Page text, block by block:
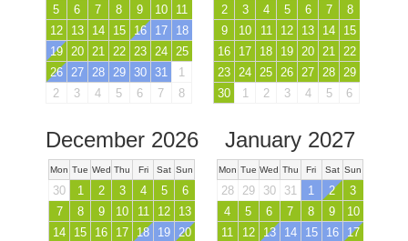
5
6 7 8 9 10
11
12
13 14 15 16 17
18
19
20 21 22 23 24
25
26
27 28 29 30 31
1
2
3 4 5 6 7 8
2
3 4 5 6 7
8
9
10 11 12 13 14
15
16
17 18 19 20 21 22
23 24 25 26 27 28 29
30
1 2 3 4 5 6
December 2026
Mon Tue Wed Thu Fri Sat Sun
30 1 2 3 4 5
6
7
8 9 10 11 12
13
14
15 16 17 18 19
20
January 2027
Mon Tue Wed Thu Fri Sat Sun
28 29 30 31 1 2
3
4
5 6 7 8 9
10
11
12 13 14 15 16
17